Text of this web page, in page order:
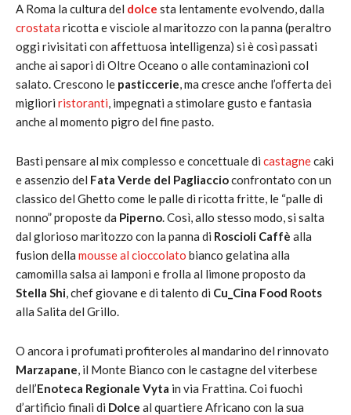
A Roma la cultura del dolce sta lentamente evolvendo, dalla
crostata ricotta e visciole al maritozzo con la panna (peraltro
oggi rivisitati con affettuosa intelligenza) si è così passati
anche ai sapori di Oltre Oceano o alle contaminazioni col
salato. Crescono le pasticcerie, ma cresce anche l’offerta dei
migliori ristoranti, impegnati a stimolare gusto e fantasia
anche al momento pigro del fine pasto.
Basti pensare al mix complesso e concettuale di castagnecaki
e assenzio del Fata Verde del Pagliaccioconfrontato con un
classico del Ghetto come le palle di ricotta fritte, le “palle di
nonno” proposte da Piperno. Così, allo stesso modo, si salta
dal glorioso maritozzo con la panna di Roscioli Caffè alla
fusion della mousse al cioccolato bianco gelatina alla
camomilla salsa ai lamponi e frolla al limone proposto da
Stella Shi, chef giovane e di talento di Cu_Cina Food Roots
alla Salita del Grillo.
O ancora i profumati profiteroles al mandarino del rinnovato
Marzapane, il Monte Bianco con le castagne del viterbese
dell’Enoteca Regionale Vyta in via Frattina. Coi fuochi
d’artificio finali di Dolce al quartiere Africano con la sua